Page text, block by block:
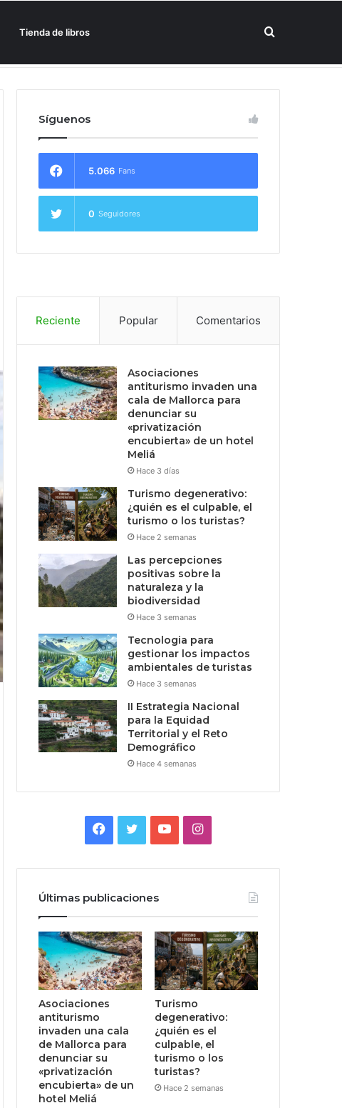
Tienda de libros Buscar
Síguenos
5.066 Fans
0 Seguidores
Reciente Popular Comentarios
Asociaciones
antiturismo invaden una
cala de Mallorca para
denunciar su
«privatización
encubierta» de un hotel
Meliá
Hace 3 días
Turismo degenerativo:
¿quién es el culpable, el
turismo o los turistas?
Hace 2 semanas
Las percepciones
positivas sobre la
naturaleza y la
biodiversidad
Hace 3 semanas
Tecnologia para
gestionar los impactos
ambientales de turistas
Hace 3 semanas
II Estrategia Nacional
para la Equidad
Territorial y el Reto
Demográfico
Hace 4 semanas
Facebook
TwitterYouTubeInstagram
Últimas publicaciones
Asociaciones
antiturismo
invaden una cala
de Mallorca para
denunciar su
«privatización
encubierta» de un
hotel Meliá
Turismo
degenerativo:
¿quién es el
culpable, el
turismo o los
turistas?
Hace 2 semanas